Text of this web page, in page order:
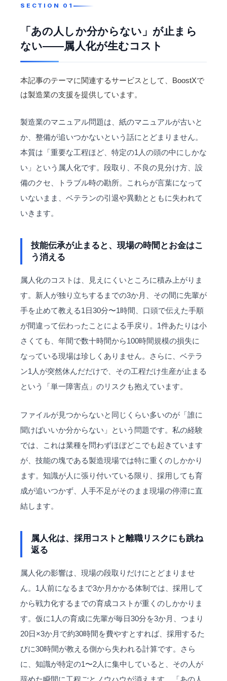
「あの人しか分からない」が止まら
ない——属人化が生むコスト
本記事のテーマに関連するサービスとして、BoostXで
は製造業の支援を提供しています。
製造業のマニュアル問題は、紙のマニュアルが古いと
か、整備が追いつかないという話にとどまりません。
本質は「重要な工程ほど、特定の1人の頭の中にしかな
い」という属人化です。段取り、不良の見分け方、設
備のクセ、トラブル時の勘所。これらが言葉になって
いないまま、ベテランの引退や異動とともに失われて
いきます。
技能伝承が止まると、現場の時間とお金はこ
う消える
属人化のコストは、見えにくいところに積み上がりま
す。新人が独り立ちするまでの3か月、その間に先輩が
手を止めて教える1日30分〜1時間、口頭で伝えた手順
が間違って伝わったことによる手戻り。1件あたりは小
さくても、年間で数十時間から100時間規模の損失に
なっている現場は珍しくありません。さらに、ベテラ
ン1人が突然休んだだけで、その工程だけ生産が止まる
という「単一障害点」のリスクも抱えています。
ファイルが見つからないと同じくらい多いのが「誰に
聞けばいいか分からない」という問題です。私の経験
では、これは業種を問わずほぼどこでも起きています
が、技能の塊である製造現場では特に重くのしかかり
ます。知識が人に張り付いている限り、採用しても育
成が追いつかず、人手不足がそのまま現場の停滞に直
結します。
属人化は、採用コストと離職リスクにも跳ね
返る
属人化の影響は、現場の段取りだけにとどまりませ
ん。1人前になるまで3か月かかる体制では、採用して
から戦力化するまでの育成コストが重くのしかかりま
す。仮に1人の育成に先輩が毎日30分を3か月、つまり
20日×3か月で約30時間を費やすとすれば、採用するた
びに30時間が教える側から失われる計算です。さら
に、知識が特定の1〜2人に集中していると、その人が
辞めた瞬間に工程ごと ノウハウが消えます。「あの人